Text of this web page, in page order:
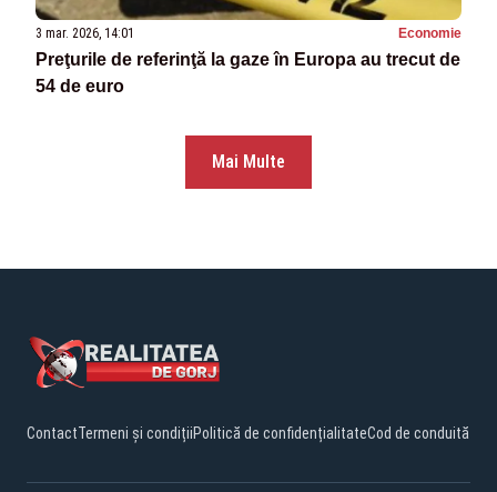
3 mar. 2026, 14:01 Economie
Preţurile de referinţă la gaze în Europa au trecut de
54 de euro
Mai Multe
ContactTermeni și condițiiPolitică de confidențialitateCod de conduită